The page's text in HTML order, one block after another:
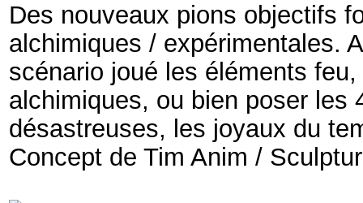
Des nouveaux pions objectifs
alchimiques / expérimentales.
scénario joué les éléments
alchimiques, ou bien poser les
désastreuses, les joyaux du
Concept de Tim Anim /